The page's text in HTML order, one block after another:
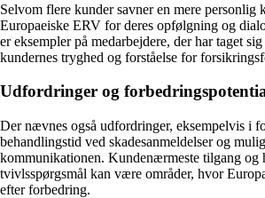
Selvom flere kunder savner en mere personlig
Europaeiske ERV for deres opfølgning og
er eksempler på medarbejdere, der har taget
kundernes tryghed og forståelse for
Udfordringer og
Der nævnes også udfordringer, eksempelvis i
behandlingstid ved skadesanmeldelser og
kommunikationen. Kundenærmeste tilgang og
tvivlsspørgsmål kan være områder, hvor
efter forbedring.